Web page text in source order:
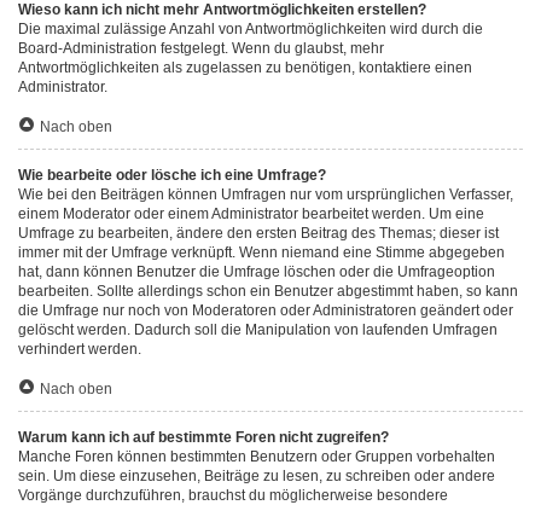
Wieso kann ich nicht mehr Antwortmöglichkeiten erstellen?
Die maximal zulässige Anzahl von Antwortmöglichkeiten wird durch die
Board-Administration festgelegt. Wenn du glaubst, mehr
Antwortmöglichkeiten als zugelassen zu benötigen, kontaktiere einen
Administrator.
Nach oben
Wie bearbeite oder lösche ich eine Umfrage?
Wie bei den Beiträgen können Umfragen nur vom ursprünglichen Verfasser,
einem Moderator oder einem Administrator bearbeitet werden. Um eine
Umfrage zu bearbeiten, ändere den ersten Beitrag des Themas; dieser ist
immer mit der Umfrage verknüpft. Wenn niemand eine Stimme abgegeben
hat, dann können Benutzer die Umfrage löschen oder die Umfrageoption
bearbeiten. Sollte allerdings schon ein Benutzer abgestimmt haben, so kann
die Umfrage nur noch von Moderatoren oder Administratoren geändert oder
gelöscht werden. Dadurch soll die Manipulation von laufenden Umfragen
verhindert werden.
Nach oben
Warum kann ich auf bestimmte Foren nicht zugreifen?
Manche Foren können bestimmten Benutzern oder Gruppen vorbehalten
sein. Um diese einzusehen, Beiträge zu lesen, zu schreiben oder andere
Vorgänge durchzuführen, brauchst du möglicherweise besondere